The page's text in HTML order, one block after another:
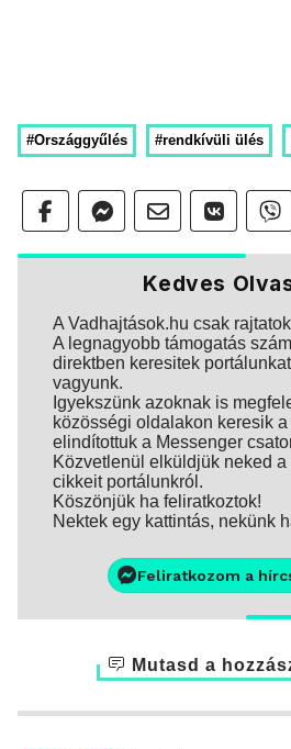
#Országgyűlés #rendkívüli ülés
Kedves
A Vadhajtások.hu csak
A legnagyobb támogatás
direktben keresitek
vagyunk.
Igyekszünk azoknak is
közösségi oldalakon keresik
elindítottuk a Messenger
Közvetlenül elküldjük neked
cikkeit portálunkról.
Köszönjük ha feliratkoztok!
Nektek egy kattintás, nekünk
Feliratkozom a
Mutasd a